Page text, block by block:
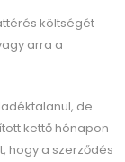
költségét
arra a
de
kettő hónapon
hogy a szerződés